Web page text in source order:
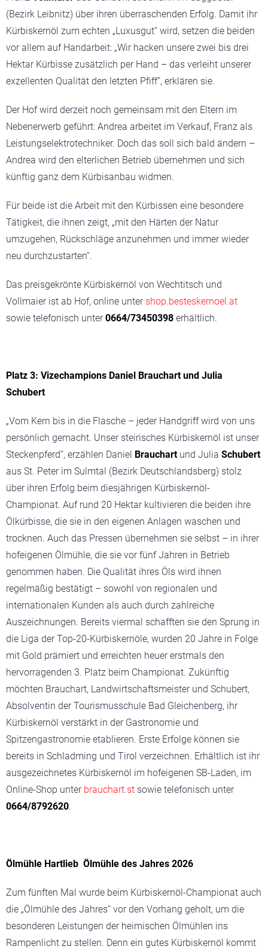
(Bezirk Leibnitz) über ihren überraschenden Erfolg. Damit ihr
Kürbiskernöl zum echten „Luxusgut“ wird, setzen die beiden
vor allem auf Handarbeit: „Wir hacken unsere zwei bis drei
Hektar Kürbisse zusätzlich per Hand – das verleiht unserer
exzellenten Qualität den letzten Pfiff“, erklären sie.
Der Hof wird derzeit noch gemeinsam mit den Eltern im
Nebenerwerb geführt: Andrea arbeitet im Verkauf, Franz als
Leistungselektrotechniker. Doch das soll sich bald ändern –
Andrea wird den elterlichen Betrieb übernehmen und sich
künftig ganz dem Kürbisanbau widmen.
Für beide ist die Arbeit mit den Kürbissen eine besondere
Tätigkeit, die ihnen zeigt, „mit den Härten der Natur
umzugehen, Rückschläge anzunehmen und immer wieder
neu durchzustarten“.
Das preisgekrönte Kürbiskernöl von Wechtitsch und
Vollmaier ist ab Hof, online unter shop.besteskernoel.at
sowie telefonisch unter0664/73450398 erhältlich.
Platz 3: Vizechampions Daniel Brauchart und Julia
Schubert
„Vom Kern bis in die Flasche – jeder Handgriff wird von uns
persönlich gemacht. Unser steirisches Kürbiskernöl ist unser
Steckenpferd“, erzählen Daniel Brauchartund Julia Schubert
aus St. Peter im Sulmtal (Bezirk Deutschlandsberg) stolz
über ihren Erfolg beim diesjährigen Kürbiskernöl-
Championat. Auf rund 20 Hektar kultivieren die beiden ihre
Ölkürbisse, die sie in den eigenen Anlagen waschen und
trocknen. Auch das Pressen übernehmen sie selbst – in ihrer
hofeigenen Ölmühle, die sie vor fünf Jahren in Betrieb
genommen haben. Die Qualität ihres Öls wird ihnen
regelmäßig bestätigt – sowohl von regionalen und
internationalen Kunden als auch durch zahlreiche
Auszeichnungen. Bereits viermal schafften sie den Sprung in
die Liga der Top-20-Kürbiskernöle, wurden 20 Jahre in Folge
mit Gold prämiert und erreichten heuer erstmals den
hervorragenden 3. Platz beim Championat. Zukünftig
möchten Brauchart, Landwirtschaftsmeister und Schubert,
Absolventin der Tourismusschule Bad Gleichenberg, ihr
Kürbiskernöl verstärkt in der Gastronomie und
Spitzengastronomie etablieren. Erste Erfolge können sie
bereits in Schladming und Tirol verzeichnen. Erhältlich ist ihr
ausgezeichnetes Kürbiskernöl im hofeigenen SB-Laden, im
Online-Shop unter brauchart.st sowie telefonisch unter
0664/8792620.
Ölmühle Hartlieb Ölmühle des Jahres 2026
Zum fünften Mal wurde beim Kürbiskernöl-Championat auch
die „Ölmühle des Jahres“ vor den Vorhang geholt, um die
besonderen Leistungen der heimischen Ölmühlen ins
Rampenlicht zu stellen. Denn ein gutes Kürbiskernöl kommt